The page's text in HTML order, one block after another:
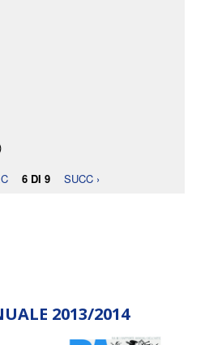
6 DI 9 SUCC ›
2013/2014